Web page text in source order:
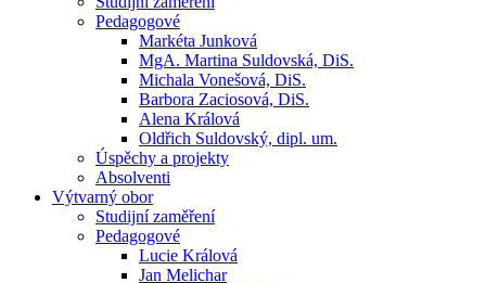
Pedagogové
Markéta Junková
MgA. Martina Suldovská, DiS.
Michala Vonešová, DiS.
Barbora Zaciosová, DiS.
Alena Králová
Oldřich Suldovský, dipl. um.
Úspěchy a projekty
Absolventi
Výtvarný obor
Studijní zaměření
Pedagogové
Lucie Králová
Jan Melichar